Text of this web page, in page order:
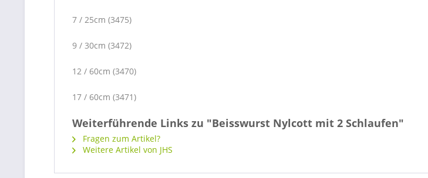
7 / 25cm (3475)
9 / 30cm (3472)
12 / 60cm (3470)
17 / 60cm (3471)
Weiterführende Links zu "Beisswurst Nylcott mit 2 Schlaufen"
Fragen zum Artikel?
Weitere Artikel von JHS